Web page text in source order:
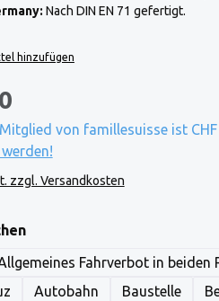
Nach DIN EN 71 gefertigt.
hinzufügen
von famillesuisse ist
zzgl. Versandkosten
auswählen
Fahrverbot in beiden
Autobahn Baustelle